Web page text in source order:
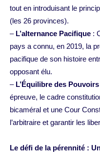
tout en introduisant le
(les 26 provinces).
– L’alternance Pacifique :
pays a connu, en 2019, la
pacifique de son histoire
opposant élu.
– L’Équilibre des Pouvoirs
épreuve, le cadre
bicaméral et une Cour
l’arbitraire et garantir les
Le défi de la pérennité :